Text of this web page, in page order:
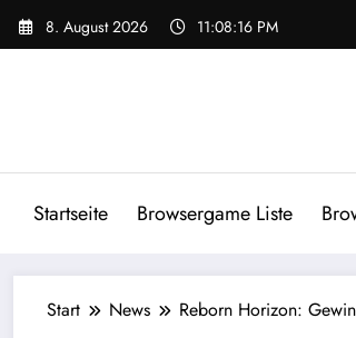
Zum
Inhalt
8. August 2026 11:08:17 PM
Startseite Browsergame Liste
Start News Reborn Horizon: